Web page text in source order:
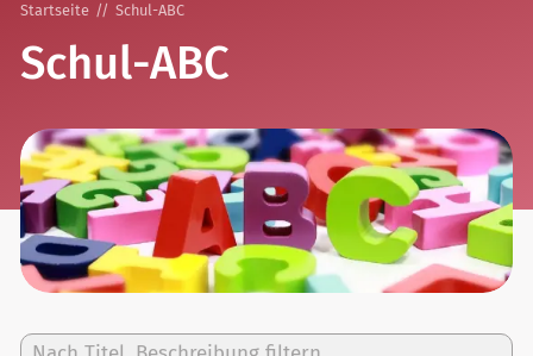
Startseite Schul-ABC
Schul-ABC